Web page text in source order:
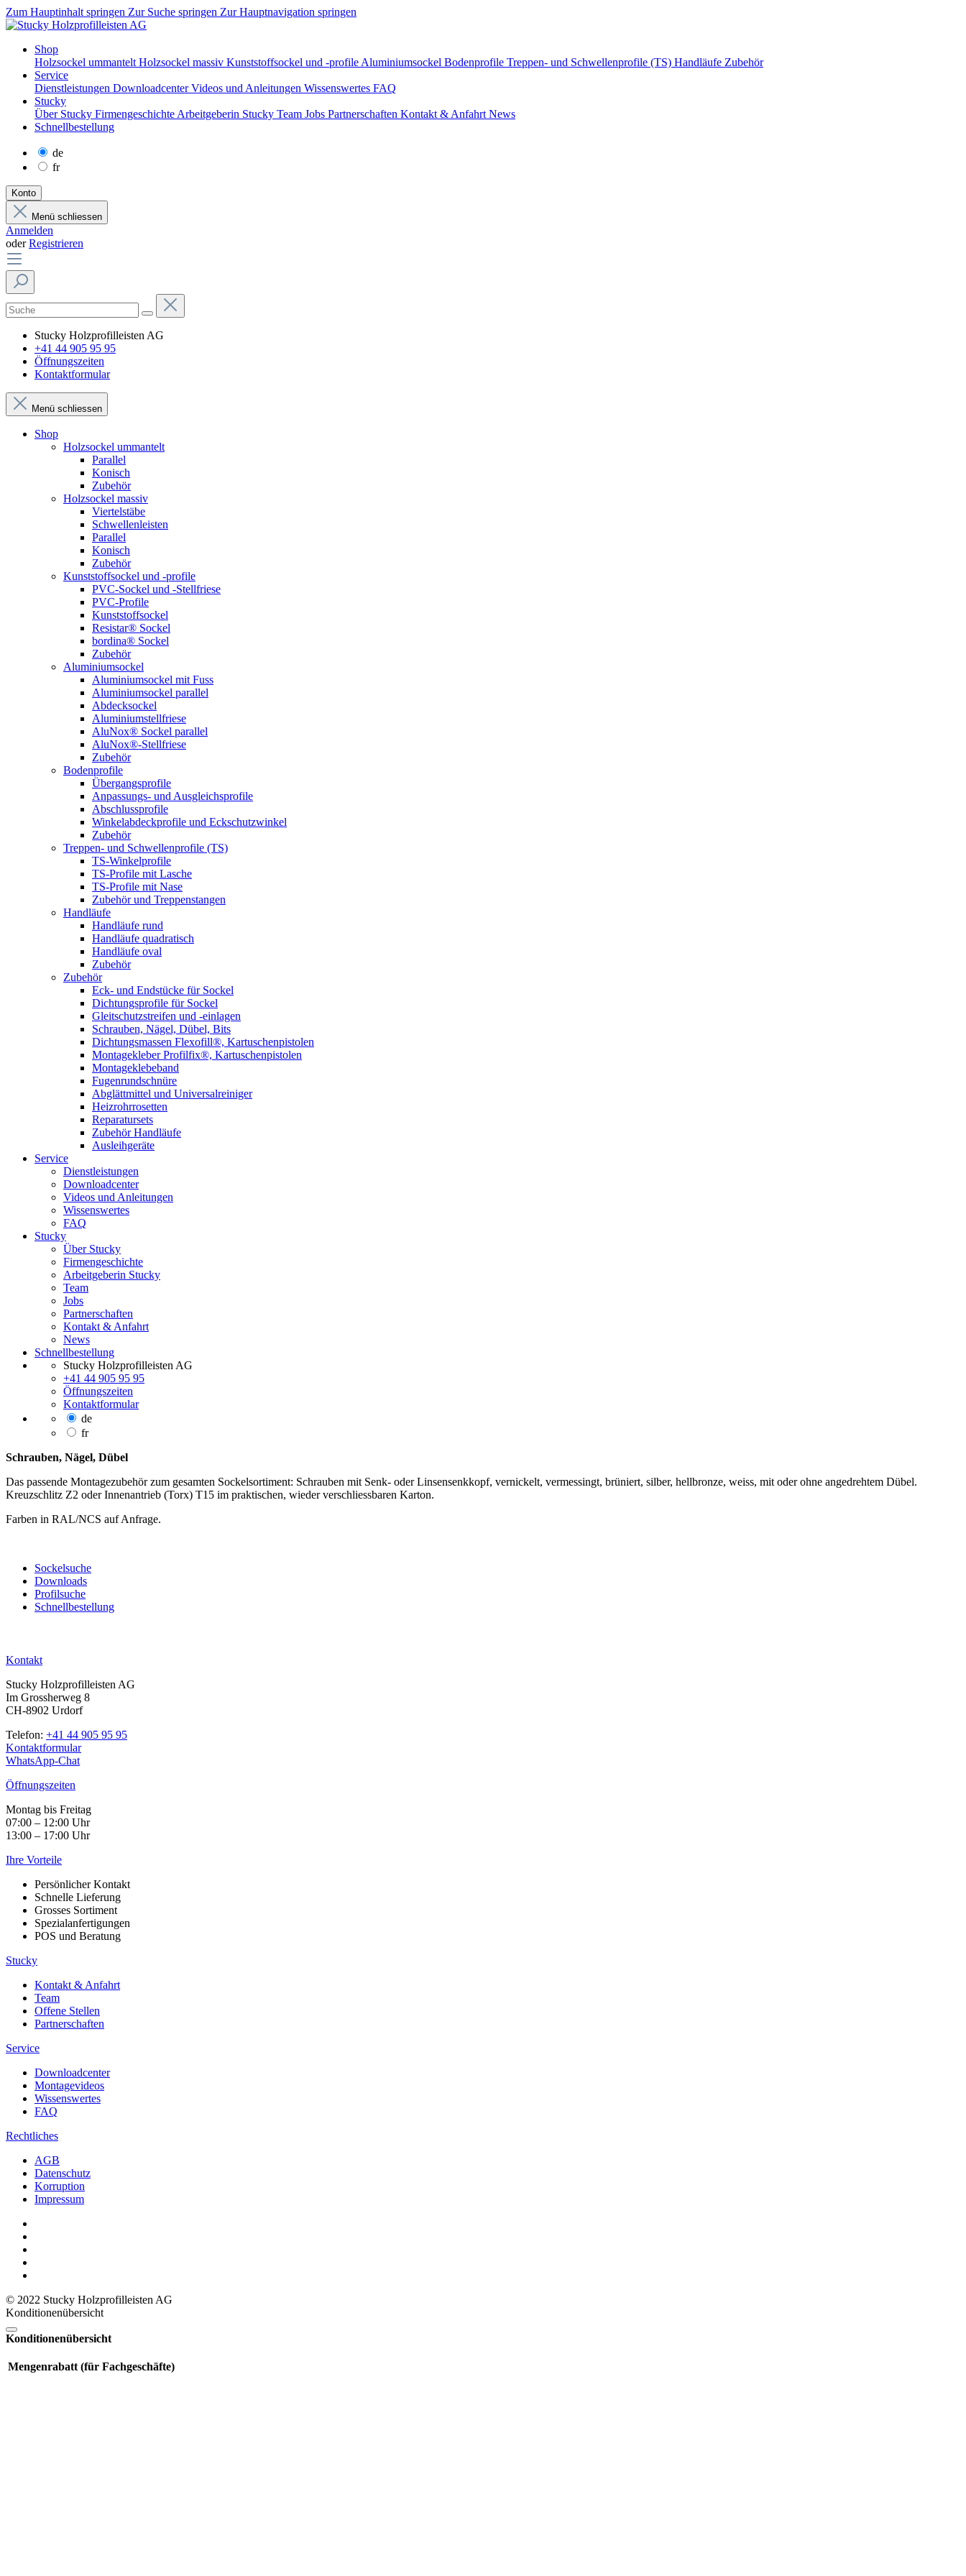
Zum Hauptinhalt springen Zur Suche springen Zur Hauptnavigation springen
Shop
Holzsockel ummantelt Holzsockel massiv Kunststoffsockel und -profile Aluminiumsockel Bodenprofile Treppen- und Schwellenprofile (TS) Handläufe Zubehör
Service
Dienstleistungen Downloadcenter Videos und Anleitungen Wissenswertes FAQ
Stucky
Über Stucky Firmengeschichte Arbeitgeberin Stucky Team Jobs Partnerschaften Kontakt & Anfahrt News
Schnellbestellung
de
fr
Konto
Menü schliessen
Anmelden
oderRegistrieren
Stucky Holzprofilleisten AG
+41 44 905 95 95
Öffnungszeiten
Kontaktformular
Menü schliessen
Shop
Holzsockel ummantelt
Parallel
Konisch
Zubehör
Holzsockel massiv
Viertelstäbe
Schwellenleisten
Parallel
Konisch
Zubehör
Kunststoffsockel und -profile
PVC-Sockel und -Stellfriese
PVC-Profile
Kunststoffsockel
Resistar® Sockel
bordina® Sockel
Zubehör
Aluminiumsockel
Aluminiumsockel mit Fuss
Aluminiumsockel parallel
Abdecksockel
Aluminiumstellfriese
AluNox® Sockel parallel
AluNox®-Stellfriese
Zubehör
Bodenprofile
Übergangsprofile
Anpassungs- und Ausgleichsprofile
Abschlussprofile
Winkelabdeckprofile und Eckschutzwinkel
Zubehör
Treppen- und Schwellenprofile (TS)
TS-Winkelprofile
TS-Profile mit Lasche
TS-Profile mit Nase
Zubehör und Treppenstangen
Handläufe
Handläufe rund
Handläufe quadratisch
Handläufe oval
Zubehör
Zubehör
Eck- und Endstücke für Sockel
Dichtungsprofile für Sockel
Gleitschutzstreifen und -einlagen
Schrauben, Nägel, Dübel, Bits
Dichtungsmassen Flexofill®, Kartuschenpistolen
Montagekleber Profilfix®, Kartuschenpistolen
Montageklebeband
Fugenrundschnüre
Abglättmittel und Universalreiniger
Heizrohrrosetten
Reparatursets
Zubehör Handläufe
Ausleihgeräte
Service
Dienstleistungen
Downloadcenter
Videos und Anleitungen
Wissenswertes
FAQ
Stucky
Über Stucky
Firmengeschichte
Arbeitgeberin Stucky
Team
Jobs
Partnerschaften
Kontakt & Anfahrt
News
Schnellbestellung
Stucky Holzprofilleisten AG
+41 44 905 95 95
Öffnungszeiten
Kontaktformular
de
fr
Schrauben, Nägel, Dübel
Das passende Montagezubehör zum gesamten Sockelsortiment: Schrauben mit Senk- oder Linsensenkkopf, vernickelt, vermessingt, brüniert, silber, hellbronze, weiss, mit oder ohne angedrehtem Dübel.
Kreuzschlitz Z2 oder Innenantrieb (Torx) T15 im praktischen, wieder verschliessbaren Karton.
Farben in RAL/NCS auf Anfrage.
Sockelsuche
Downloads
Profilsuche
Schnellbestellung
Kontakt
Stucky Holzprofilleisten AG
Im Grossherweg 8
CH-8902 Urdorf
Telefon: +41 44 905 95 95
Kontaktformular
WhatsApp-Chat
Öffnungszeiten
Montag bis Freitag
07:00 – 12:00 Uhr
13:00 – 17:00 Uhr
Ihre Vorteile
Persönlicher Kontakt
Schnelle Lieferung
Grosses Sortiment
Spezialanfertigungen
POS und Beratung
Stucky
Kontakt & Anfahrt
Team
Offene Stellen
Partnerschaften
Service
Downloadcenter
Montagevideos
Wissenswertes
FAQ
Rechtliches
AGB
Datenschutz
Korruption
Impressum
© 2022 Stucky Holzprofilleisten AG
Konditionenübersicht
Konditionenübersicht
Mengenrabatt (für Fachgeschäfte)